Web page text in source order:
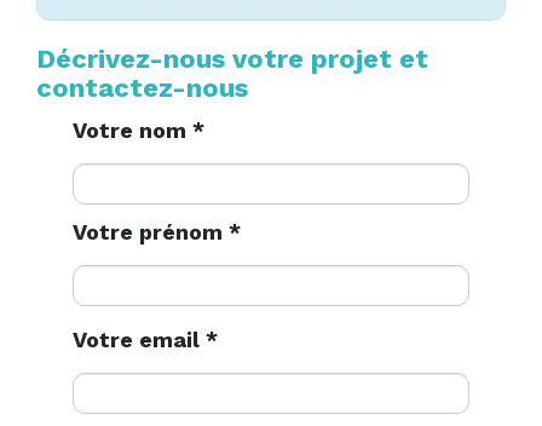
Décrivez-nous votre projet et
contactez-nous
Votre nom *
Votre prénom *
Votre email *